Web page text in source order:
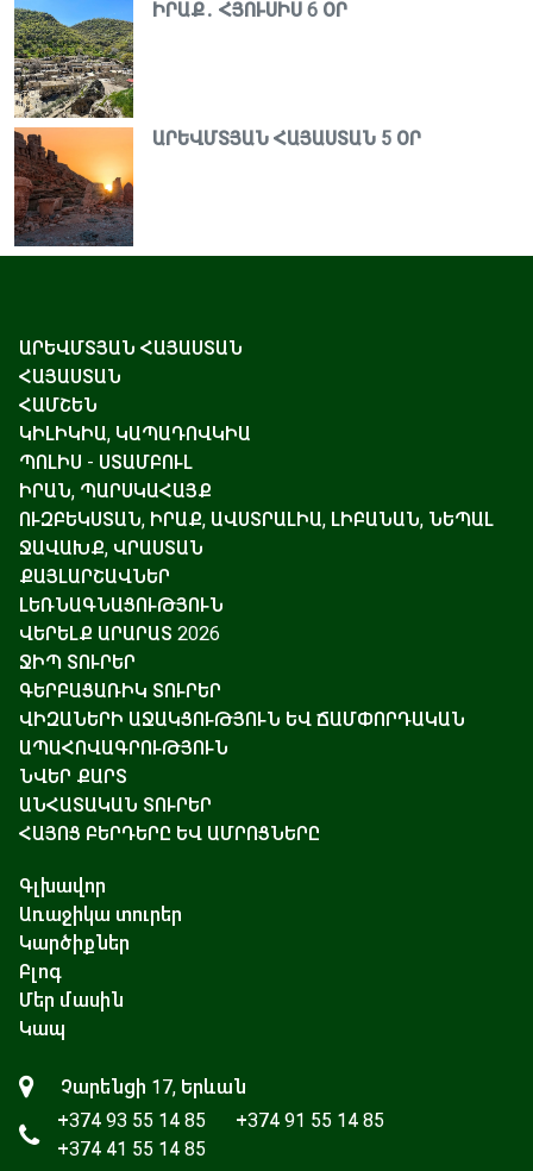
ԻՐԱՔ․ ՀՅՈՒՍԻՍ 6 ՕՐ
ԱՐԵՎՄՏՅԱՆ ՀԱՅԱՍՏԱՆ 5 ՕՐ
ԱՐԵՎՄՏՅԱՆ ՀԱՅԱՍՏԱՆ
ՀԱՅԱՍՏԱՆ
ՀԱՄՇԵՆ
ԿԻԼԻԿԻԱ, ԿԱՊԱԴՈՎԿԻԱ
ՊՈԼԻՍ - ՍՏԱՄԲՈՒԼ
ԻՐԱՆ, ՊԱՐՍԿԱՀԱՅՔ
ՈՒԶԲԵԿՍՏԱՆ, ԻՐԱՔ, ԱՎՍՏՐԱԼԻԱ, ԼԻԲԱՆԱՆ, ՆԵՊԱԼ
ՋԱՎԱԽՔ, ՎՐԱՍՏԱՆ
ՔԱՅԼԱՐՇԱՎՆԵՐ
ԼԵՌՆԱԳՆԱՑՈՒԹՅՈՒՆ
ՎԵՐԵԼՔ ԱՐԱՐԱՏ 2026
ՋԻՊ ՏՈՒՐԵՐ
ԳԵՐԲԱՑԱՌԻԿ ՏՈՒՐԵՐ
ՎԻԶԱՆԵՐԻ ԱՋԱԿՑՈՒԹՅՈՒՆ ԵՎ ՃԱՄՓՈՐԴԱԿԱՆ
ԱՊԱՀՈՎԱԳՐՈՒԹՅՈՒՆ
ՆՎԵՐ ՔԱՐՏ
ԱՆՀԱՏԱԿԱՆ ՏՈՒՐԵՐ
ՀԱՅՈՑ ԲԵՐԴԵՐԸ ԵՎ ԱՄՐՈՑՆԵՐԸ
Գլխավոր
Առաջիկա տուրեր
Կարծիքներ
Բլոգ
Մեր մասին
Կապ
Չարենցի 17, Երևան
+374 93 55 14 85
+374 91 55 14 85
+374 41 55 14 85